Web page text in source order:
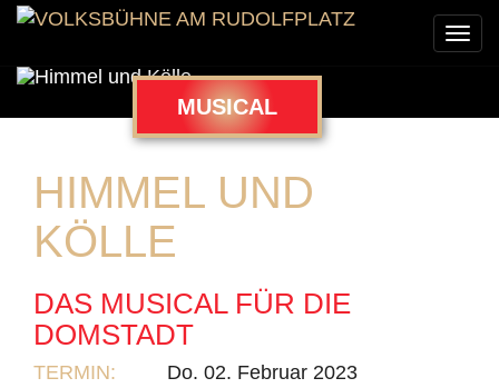
MUSICAL
HIMMEL UND
KÖLLE
DAS MUSICAL FÜR DIE
DOMSTADT
TERMIN:
Do. 02. Februar 2023